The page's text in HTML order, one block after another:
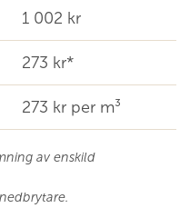
1 002 kr
273 kr*
273 kr per m³
av enskild